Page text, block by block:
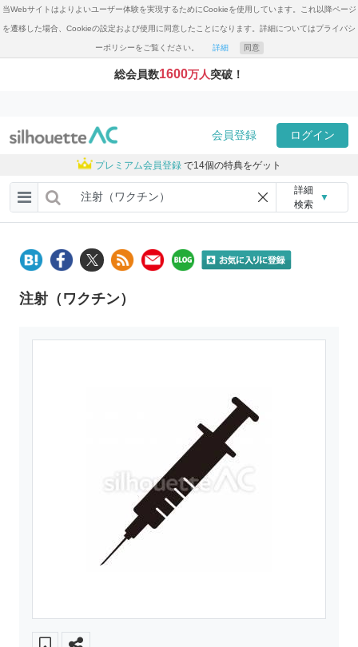
当Webサイトはよりよいユーザー体験を実現するためにCookieを使用しています。これ以降ページ
を遷移した場合、Cookieの設定および使用に同意したことになります。詳細についてはプライバシ
ーポリシーをご覧ください。 詳細 同意
総会員数1600万人突破！
会員登録 ログイン
プレミアム会員登録 で14個の特典をゲット
詳細
検索
▼
注射（ワクチン）